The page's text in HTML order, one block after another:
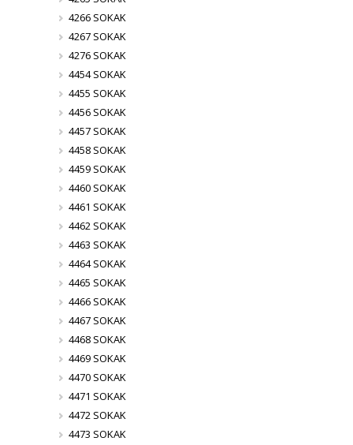
4266 SOKAK
4267 SOKAK
4276 SOKAK
4454 SOKAK
4455 SOKAK
4456 SOKAK
4457 SOKAK
4458 SOKAK
4459 SOKAK
4460 SOKAK
4461 SOKAK
4462 SOKAK
4463 SOKAK
4464 SOKAK
4465 SOKAK
4466 SOKAK
4467 SOKAK
4468 SOKAK
4469 SOKAK
4470 SOKAK
4471 SOKAK
4472 SOKAK
4473 SOKAK